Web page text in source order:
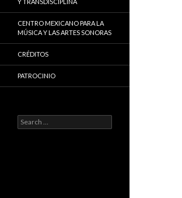
CENTRO MEXICANO PARA LA
MÚSICA Y LAS ARTES SONORAS
CRÉDITOS
PATROCINIO
Search
for: